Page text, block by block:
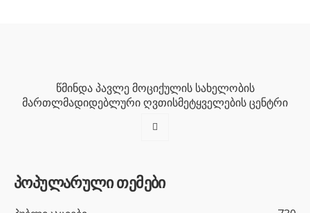
წმინდა პავლე მოციქულის სახელობის
მართლმადიდებლური ღვთისმეტყველების ცენტრი
პოპულარული თემები